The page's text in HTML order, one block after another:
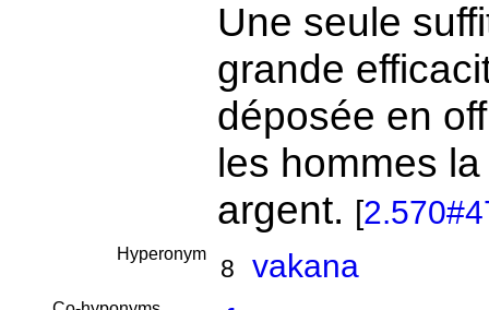
Une seule
grande
déposée en
les hommes
argent. [
Hyperonym
8 vakana